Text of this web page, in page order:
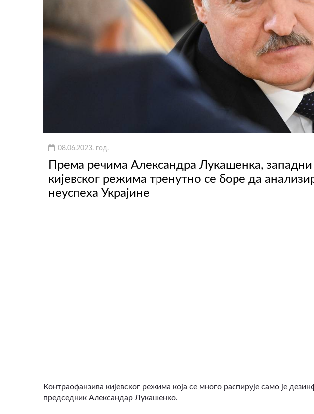
08.06.2023. год.
Према речима Александра Лукашенка,
кијевског режима тренутно се боре да
неуспеха Украјине
Контраофанзива кијевског режима која се много распирује само је
председник Александар Лукашенко.